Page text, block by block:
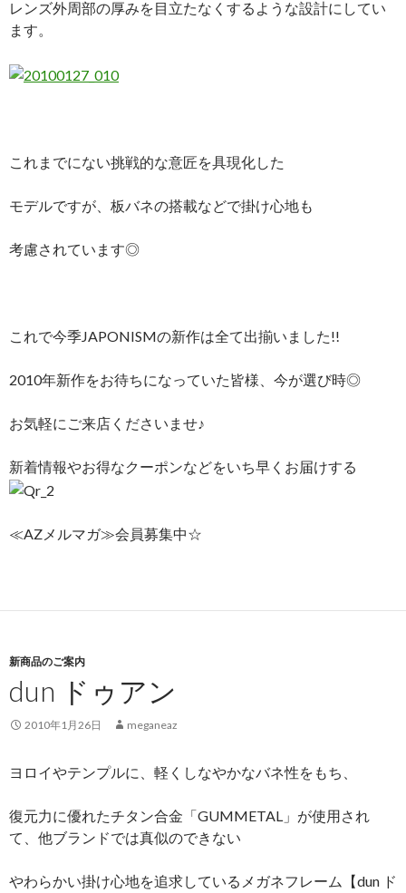
レンズ外周部の厚みを目立たなくするような設計にしてい
ます。
これまでにない挑戦的な意匠を具現化した
モデルですが、板バネの搭載などで掛け心地も
考慮されています◎
これで今季JAPONISMの新作は全て出揃いました!!
2010年新作をお待ちになっていた皆様、今が選び時◎
お気軽にご来店くださいませ♪
新着情報やお得なクーポンなどをいち早くお届けする
≪AZメルマガ≫会員募集中☆
新商品のご案内
dun ドゥアン
2010年1月26日 meganeaz
ヨロイやテンプルに、軽くしなやかなバネ性をもち、
復元力に優れたチタン合金「GUMMETAL」が使用され
て、他ブランドでは真似のできない
やわらかい掛け心地を追求しているメガネフレーム【dun ド